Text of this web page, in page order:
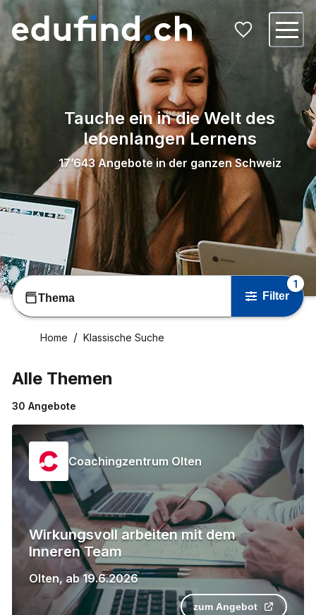
Tauche ein in die Welt des
lebenlangen Lernens
17’643 Angebote in der ganzen Schweiz
Thema Filter
1
Home Klassische Suche
Alle Themen
30 Angebote
Coachingzentrum Olten
Wirkungsvoll arbeiten mit dem
Inneren Team
Olten, ab 19.6.2026
zum Angebot